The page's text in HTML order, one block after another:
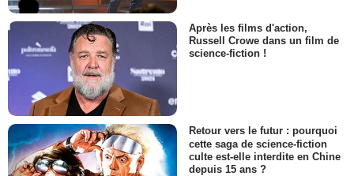
Après les films d'action,
Russell Crowe dans un film de
science-fiction !
Retour vers le futur : pourquoi
cette saga de science-fiction
culte est-elle interdite en Chine
depuis 15 ans ?